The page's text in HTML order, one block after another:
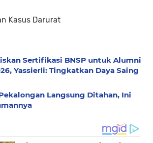
Kasus Darurat
Sertifikasi BNSP untuk Alumni
Yassierli: Tingkatkan Daya Saing
Langsung Ditahan, Ini